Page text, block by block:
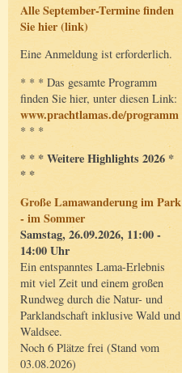
Alle September-Termine finden
Sie hier (link)
Eine Anmeldung ist erforderlich.
* * * Das gesamte Programm
finden Sie hier, unter diesen Link:
www.prachtlamas.de/programm
* * *
* * * Weitere Highlights 2026 *
* *
Große Lamawanderung im Park
- im Sommer
Samstag, 26.09.2026, 11:00 -
14:00 Uhr
Ein entspanntes Lama-Erlebnis
mit viel Zeit und einem großen
Rundweg durch die Natur- und
Parklandschaft inklusive Wald und
Waldsee.
Noch 6 Plätze frei (Stand vom
03.08.2026)